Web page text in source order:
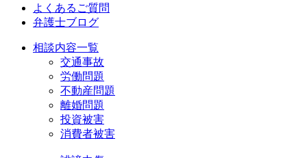
よくあるご質問
弁護士ブログ
相談内容一覧
交通事故
労働問題
不動産問題
離婚問題
投資被害
消費者被害